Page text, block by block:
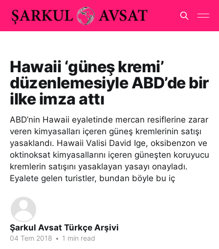
Hawaii ‘güneş kremi’
düzenlemesiyle ABD’de bir
ilke imza attı
ABD’nin Hawaii eyaletinde mercan resiflerine zarar
veren kimyasalları içeren güneş kremlerinin satışı
yasaklandı. Hawaii Valisi David Ige, oksibenzon ve
oktinoksat kimyasallarını içeren güneşten koruyucu
kremlerin satışını yasaklayan yasayı onayladı.
Eyalete gelen turistler, bundan böyle bu iç
Şarkul Avsat Türkçe Arşivi
04 Tem 2018 • 1 min read